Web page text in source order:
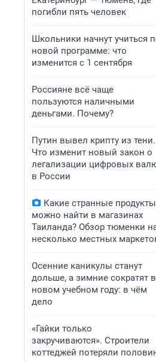
погибли пять человек
Школьники начнут учиться
новой программе: что
изменится с 1 сентября
Россияне всё чаще
пользуются наличными
деньгами. Почему?
Путин вывел крипту из тени.
Что изменит новый закон о
легализации цифровых
в России
Какие странные продукты
можно найти в магазинах
Таиланда? Обзор тюменки
несколько местных
Осенние каникулы станут
дольше, а зимние сократят в
новом учебном году: в чём
дело
«Гайки только
закручиваются». Строители
коттеджей потеряли